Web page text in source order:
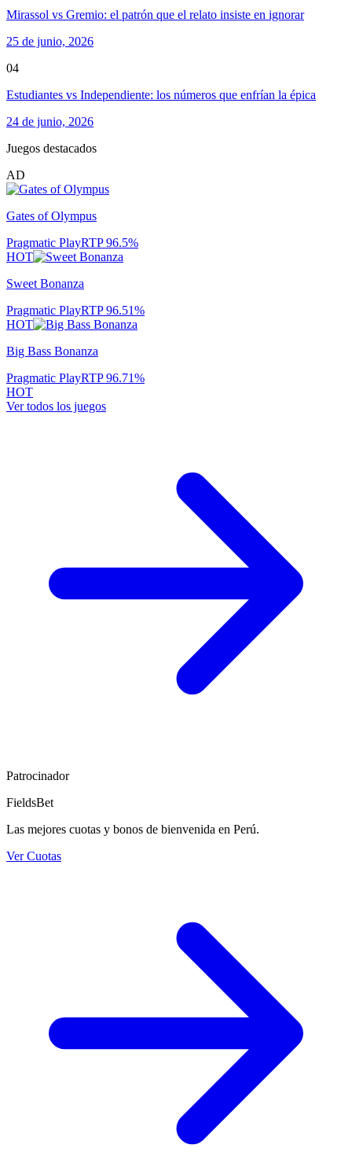
Mirassol vs Gremio: el patrón que el relato insiste en ignorar
25 de junio, 2026
04
Estudiantes vs Independiente: los números que enfrían la épica
24 de junio, 2026
Juegos destacados
AD
Gates of Olympus
Pragmatic PlayRTP96.5%
HOT
Sweet Bonanza
Pragmatic PlayRTP96.51%
HOT
Big Bass Bonanza
Pragmatic PlayRTP96.71%
HOT
Ver todos los juegos
Patrocinador
FieldsBet
Las mejores cuotas y bonos de bienvenida en Perú.
Ver Cuotas